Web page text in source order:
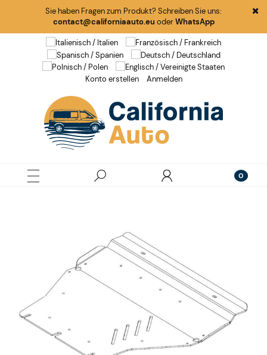
Sie haben Fragen zum Produkt? Schreiben Sie uns:
contact@californiaauto.eu oderWhatsApp
Konto erstellen Anmelden